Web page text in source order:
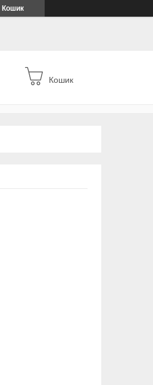
Кошик
Кошик